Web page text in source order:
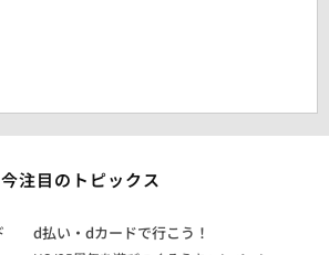
今注目のトピックス
d払い・dカードで行こう！